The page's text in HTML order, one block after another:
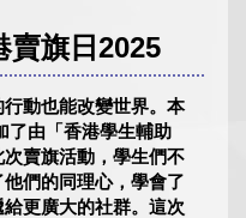
賣旗日2025
行動也能改變世界。本
了由「香港學生輔助
賣旗活動，學生們不
們的同理心，學會了
更廣大的社群。這次